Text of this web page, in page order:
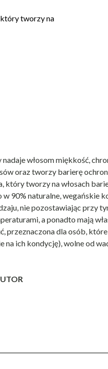
który tworzy na
włosom miękkość,
oraz tworzy barierę
który tworzy na włosach
w 90% naturalne,
nie pozostawiając przy
a ponadto mają
przeznaczona dla osób,
na ich kondycję), wolne od